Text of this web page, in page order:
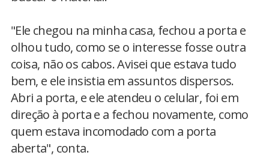
"Ele chegou na minha casa, fechou a porta e
olhou tudo, como se o interesse fosse outra
coisa, não os cabos. Avisei que estava tudo
bem, e ele insistia em assuntos dispersos.
Abri a porta, e ele atendeu o celular, foi em
direção à porta e a fechou novamente, como
quem estava incomodado com a porta
aberta", conta.